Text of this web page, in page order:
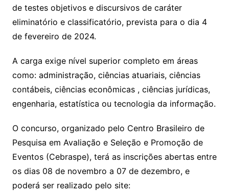
de testes objetivos e discursivos de caráter
eliminatório e classificatório, prevista para o dia 4
de fevereiro de 2024.
A carga exige nível superior completo em áreas
como: administração, ciências atuariais, ciências
contábeis, ciências econômicas , ciências jurídicas,
engenharia, estatística ou tecnologia da informação.
O concurso, organizado pelo Centro Brasileiro de
Pesquisa em Avaliação e Seleção e Promoção de
Eventos (Cebraspe), terá as inscrições abertas entre
os dias 08 de novembro a 07 de dezembro, e
poderá ser realizado pelo site: